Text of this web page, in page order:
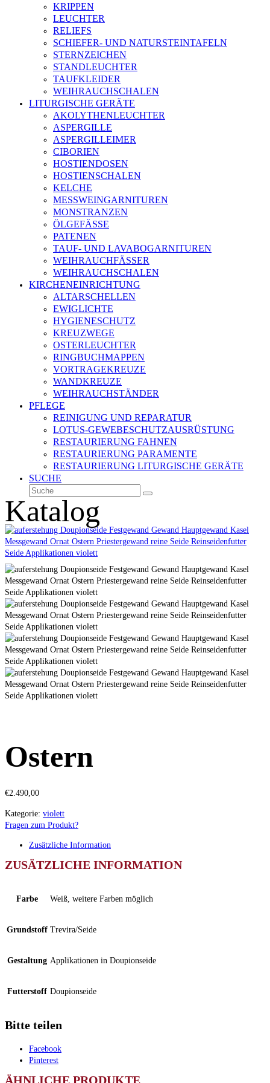
KRIPPEN
LEUCHTER
RELIEFS
SCHIEFER- UND NATURSTEINTAFELN
STERNZEICHEN
STANDLEUCHTER
TAUFKLEIDER
WEIHRAUCHSCHALEN
LITURGISCHE GERÄTE
AKOLYTHENLEUCHTER
ASPERGILLE
ASPERGILLEIMER
CIBORIEN
HOSTIENDOSEN
HOSTIENSCHALEN
KELCHE
MESSWEINGARNITUREN
MONSTRANZEN
ÖLGEFÄSSE
PATENEN
TAUF- UND LAVABOGARNITUREN
WEIHRAUCHFÄSSER
WEIHRAUCHSCHALEN
KIRCHENEINRICHTUNG
ALTARSCHELLEN
EWIGLICHTE
HYGIENESCHUTZ
KREUZWEGE
OSTERLEUCHTER
RINGBUCHMAPPEN
VORTRAGEKREUZE
WANDKREUZE
WEIHRAUCHSTÄNDER
PFLEGE
REINIGUNG UND REPARATUR
LOTUS-GEWEBESCHUTZAUSRÜSTUNG
RESTAURIERUNG FAHNEN
RESTAURIERUNG PARAMENTE
RESTAURIERUNG LITURGISCHE GERÄTE
SUCHE
Suche
Senden
Katalog
Ostern
€2.490,00
Kategorie: violett
Fragen zum Produkt?
Zusätzliche Information
ZUSÄTZLICHE INFORMATION
Farbe Weiß, weitere Farben möglich
Grundstoff Trevira/Seide
Gestaltung Applikationen in Doupionseide
Futterstoff Doupionseide
Bitte teilen
Facebook
Pinterest
ÄHNLICHE PRODUKTE